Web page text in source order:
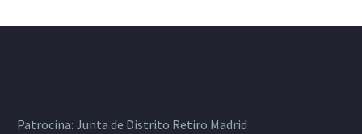
Patrocina: Junta de Distrito Retiro Madrid